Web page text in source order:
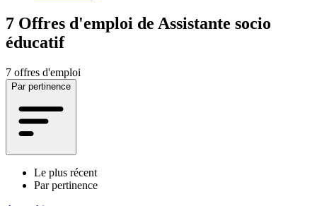
7 Offres d'emploi de Assistante socio
éducatif
7 offres d'emploi
Par pertinence
Le plus récent
Par pertinence